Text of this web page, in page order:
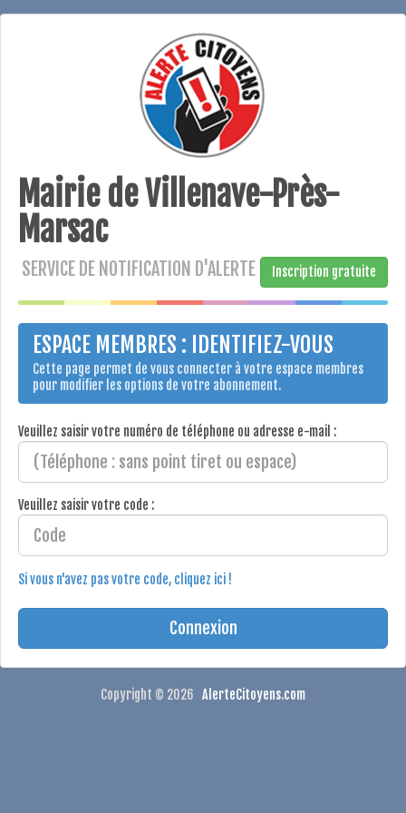
Mairie de Villenave-Près-
Marsac
SERVICE DE NOTIFICATION D'ALERTE Inscription gratuite
ESPACE MEMBRES : IDENTIFIEZ-VOUS
Cette page permet de vous connecter à votre espace membres
pour modifier les options de votre abonnement.
Veuillez saisir votre numéro de téléphone ou adresse e-mail :
Veuillez saisir votre code :
Si vous n'avez pas votre code, cliquez ici !
Copyright © 2026 AlerteCitoyens.com